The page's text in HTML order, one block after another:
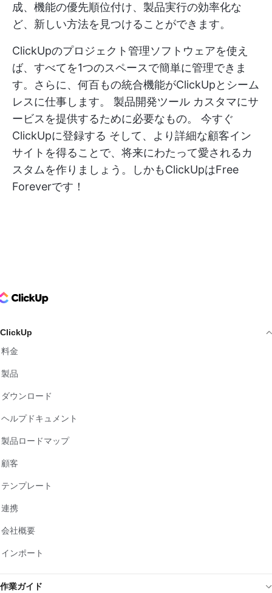
成、機能の優先順位付け、製品実行の効率化な
ど、新しい方法を見つけることができます。
ClickUpのプロジェクト管理ソフトウェアを使え
ば、すべてを1つのスペースで簡単に管理できま
す。さらに、何百もの統合機能がClickUpとシーム
レスに仕事します。 製品開発ツール カスタマにサ
ービスを提供するために必要なもの。 今すぐ
ClickUpに登録する そして、より詳細な顧客イン
サイトを得ることで、将来にわたって愛されるカ
スタムを作りましょう。しかもClickUpはFree
Foreverです！
Logo
ClickUp
料金
製品
ダウンロード
ヘルプドキュメント
製品ロードマップ
顧客
テンプレート
連携
会社概要
インポート
作業ガイド